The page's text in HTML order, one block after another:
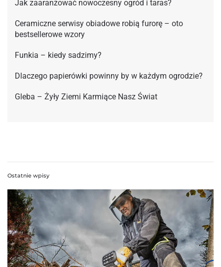
Jak zaaranżować nowoczesny ogród i taras?
Ceramiczne serwisy obiadowe robią furorę – oto
bestsellerowe wzory
Funkia – kiedy sadzimy?
Dlaczego papierówki powinny by w każdym ogrodzie?
Gleba – Żyły Ziemi Karmiące Nasz Świat
Ostatnie wpisy